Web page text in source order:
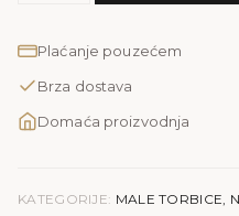
Plaćanje pouzećem
Brza dostava
Domaća proizvodnja
KATEGORIJE: MALE TORBICE,